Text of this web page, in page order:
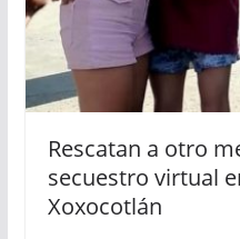
Rescatan a otro
secuestro virtual
Xoxocotlán